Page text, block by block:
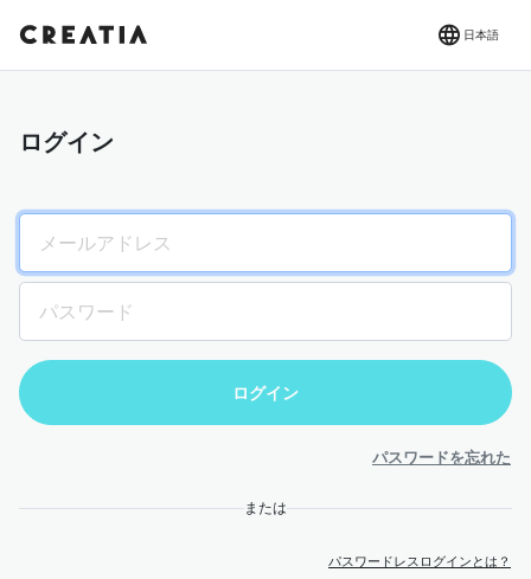
日本語
ログイン
パスワードを忘れた
または
パスワードレスログインとは？